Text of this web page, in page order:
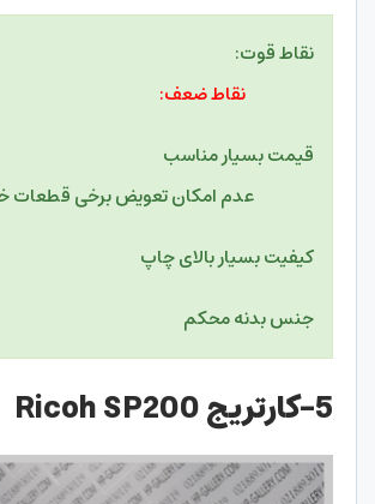
نقاط
نقاط ضعف:
قیمت بسیار
عدم امکان تعویض برخی قطعات
کیفیت بسیار بالای چاپ
جنس بدنه محکم
5-کارتریج Ricoh SP200